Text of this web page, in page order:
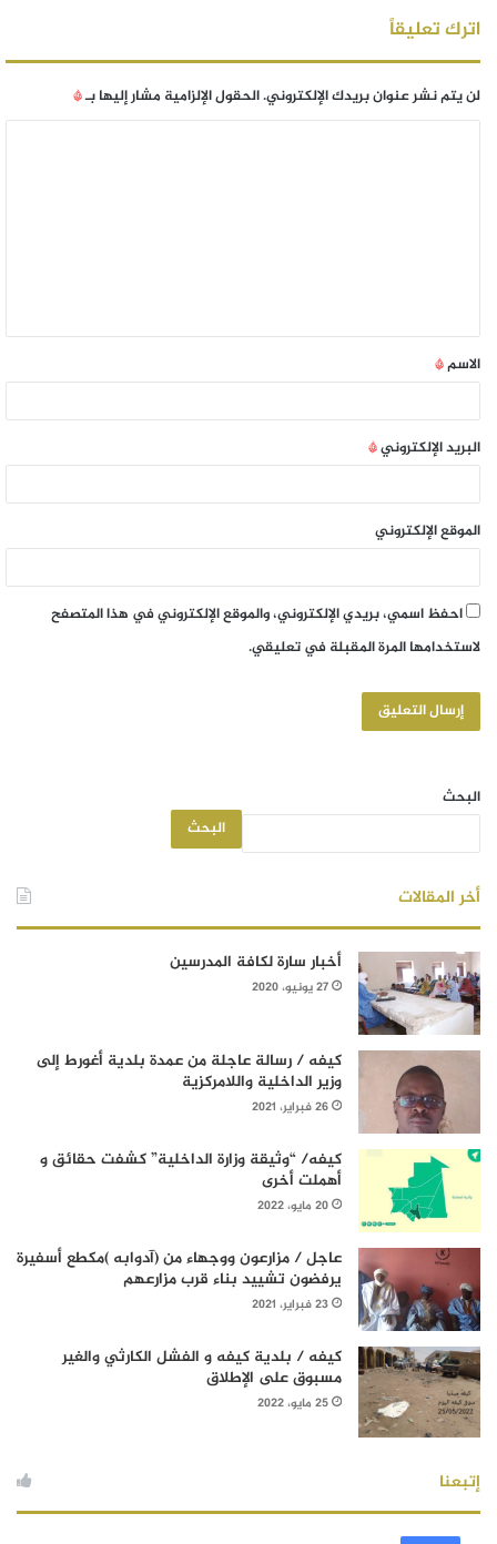
اترك تعليقاً
لن يتم نشر عنوان بريدك الإلكتروني.الحقول الإلزامية مشار إليها بـ*
الاسم*
البريد الإلكتروني*
الموقع الإلكتروني
احفظ اسمي، بريدي الإلكتروني، والموقع الإلكتروني في هذا المتصفح
لاستخدامها المرة المقبلة في تعليقي.
البحث
البحث
أخر المقالات
أخبار سارة لكافة المدرسين
27 يونيو، 2020
كيفه / رسالة عاجلة من عمدة بلدية أغورط إلى
وزير الداخلية واللامركزية
26 فبراير، 2021
كيفه/ “وثيقة وزارة الداخلية” كشفت حقائق و
أهملت أخرى
20 مايو، 2022
عاجل / مزارعون ووجهاء من (آدوابه )مكطع أسفيرة
يرفضون تشييد بناء قرب مزارعهم
23 فبراير، 2021
كيفه / بلدية كيفه و الفشل الكارثي والغير
مسبوق على الإطلاق
25 مايو، 2022
إتبعنا